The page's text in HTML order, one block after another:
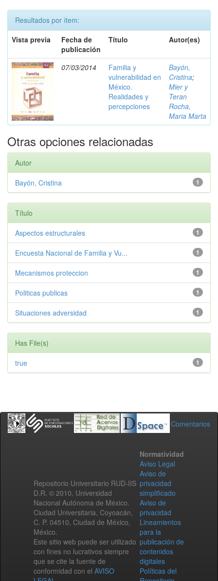
Resultados por ítem:
Vista previa
Fecha de
publicación
Título Autor(es)
07/03/2014
Familia y
vulnerabilidad en
México.
Realidades y
percepciones
Bayón,
Cristina;
Mier y
Teran
Rocha,
Maria Marta
Otras opciones relacionadas
Autor
1
Bayón, Cristina
Título
1
Aspectos estructurales
1
Encuesta Nacional de Familia y Vu...
1
Mecanismos proteccion
1
Politicas publicas
1
Situaciones adversidad
Has File(s)
1
true
Comentarios
Repositorio Universitario RUD-IIS
D.R. © 2010. Universidad
Nacional Autónoma de México.
Ciudad Universitaria, Coyoacán,
C. P. 04510, Ciudad de México,
México.
Este sitio web puede ser utilizado
con fines no lucrativos siempre
que se cite la fuente de
conformidad con el AVISO
Normatividad
Aviso Legal
Aviso de
privacidad
simplificado
Aviso de
privacidad
Lineamientos
para la
publicación de
contenidos
digitales
Políticas del